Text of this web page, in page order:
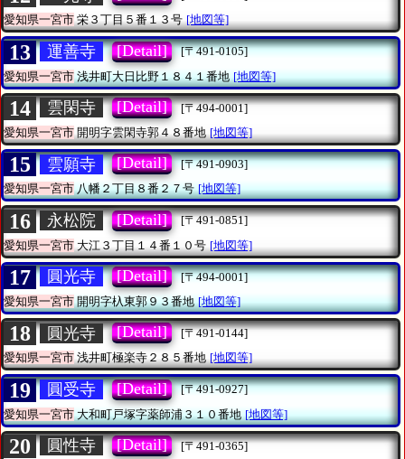
愛知県一宮市栄３丁目５番１３号 [地図等]
13 運善寺 [Detail]
[〒491-0105]
愛知県一宮市浅井町大日比野１８４１番地 [地図等]
14 雲閑寺 [Detail]
[〒494-0001]
愛知県一宮市 開明字雲閑寺郭４８番地 [地図等]
15 雲願寺 [Detail]
[〒491-0903]
愛知県一宮市八幡２丁目８番２７号 [地図等]
16 永松院 [Detail]
[〒491-0851]
愛知県一宮市 大江３丁目１４番１０号 [地図等]
17 圓光寺 [Detail]
[〒494-0001]
愛知県一宮市開明字杁東郭９３番地 [地図等]
18 圓光寺 [Detail]
[〒491-0144]
愛知県一宮市浅井町極楽寺２８５番地 [地図等]
19 圓受寺 [Detail]
[〒491-0927]
愛知県一宮市大和町戸塚字薬師浦３１０番地 [地図等]
20 圓性寺 [Detail]
[〒491-0365]